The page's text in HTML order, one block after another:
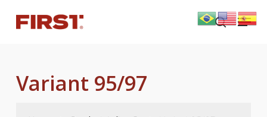
main
search
Menu
Variant 95/97